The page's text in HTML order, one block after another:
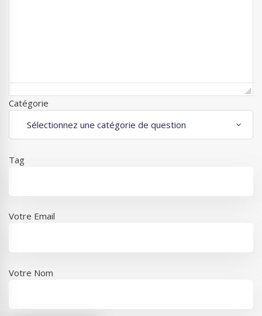
Catégorie
Tag
Votre Email
Votre Nom